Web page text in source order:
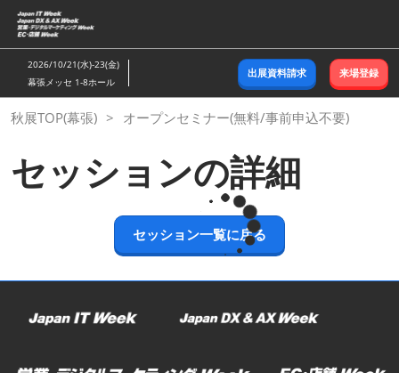
ス
キ
ッ
し
て
む
2026/10/21(水)-23(金)
幕張メッセ 1-8ホール
出展資料請求 来場登録
秋展TOP(幕張) オープンセミナー(無料/事前申込不要)
セッションの詳細
セッション一覧に戻る